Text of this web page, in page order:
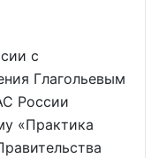
с
Глагольевым
России
«Практика